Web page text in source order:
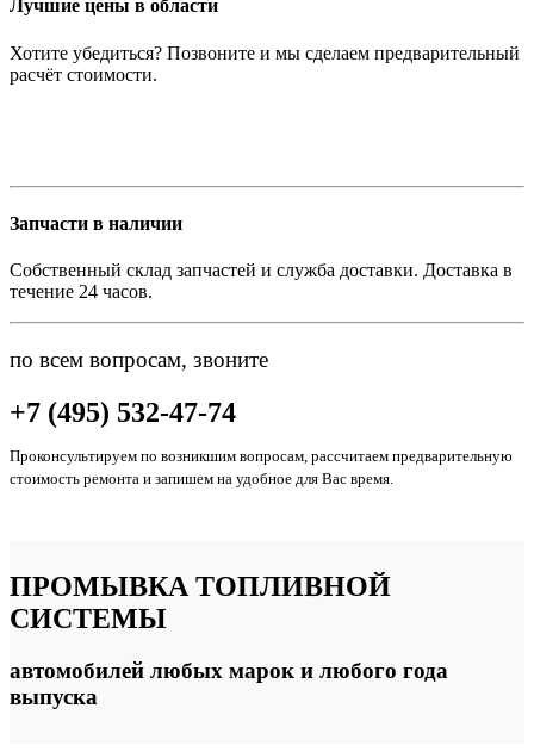
Лучшие цены в области
Хотите убедиться? Позвоните и мы сделаем предварительный
расчёт стоимости.
Запчасти в наличии
Собственный склад запчастей и служба доставки. Доставка в
течение 24 часов.
по всем вопросам, звоните
+7 (495) 532-47-74
Проконсультируем по возникшим вопросам, рассчитаем предварительную
стоимость ремонта и запишем на удобное для Вас время.
ПРОМЫВКА ТОПЛИВНОЙ
СИСТЕМЫ
автомобилей любых марок и любого года
выпуска